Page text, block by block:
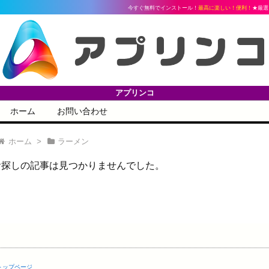
今すぐ無料でインストール！最高に楽しい！便利！ ★厳選ア
アプリンコ
ホーム お問い合わせ
ホーム > ラーメン
しの記事は見つかりませんでした。
ップページ